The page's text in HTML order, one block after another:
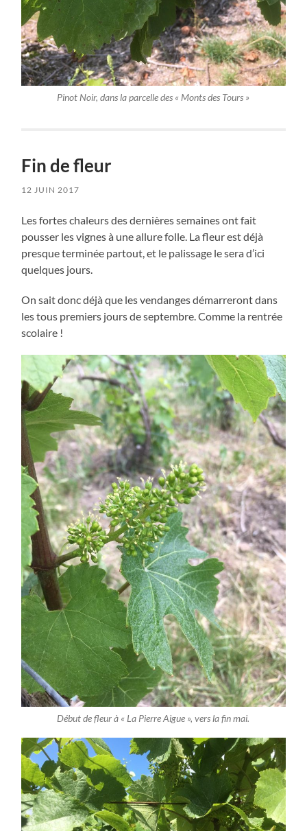
Pinot Noir, dans la parcelle des « Monts des Tours »
Fin de fleur
12 JUIN 2017
Les fortes chaleurs des dernières semaines ont fait
pousser les vignes à une allure folle. La fleur est déjà
presque terminée partout, et le palissage le sera d’ici
quelques jours.
On sait donc déjà que les vendanges démarreront dans
les tous premiers jours de septembre. Comme la rentrée
scolaire !
Début de fleur à « La Pierre Aigue », vers la fin mai.